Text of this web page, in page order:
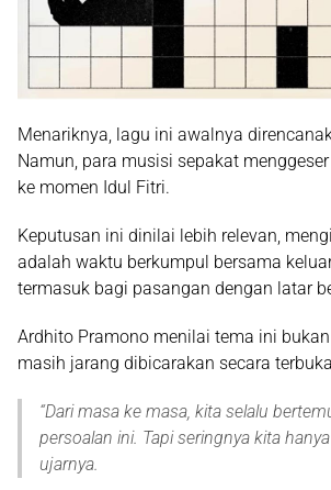
Menariknya, lagu ini awalnya
Namun, para musisi sepakat
ke momen Idul Fitri.
Keputusan ini dinilai lebih relevan,
adalah waktu berkumpul bersama
termasuk bagi pasangan dengan latar
Ardhito Pramono menilai tema ini
masih jarang dibicarakan secara
“Dari masa ke masa, kita selalu
persoalan ini. Tapi seringnya kita
ujarnya.